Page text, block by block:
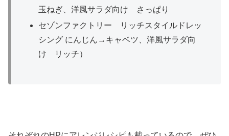
玉ねぎ、洋風サラダ向け さっぱり
セゾンファクトリー リッチスタイルドレッ
シング にんじん→キャベツ、洋風サラダ向
け リッチ）